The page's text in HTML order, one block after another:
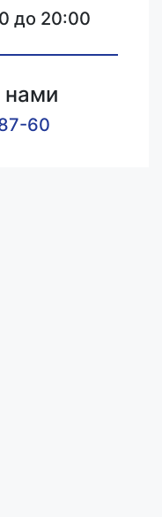
до 20:00
нами
60